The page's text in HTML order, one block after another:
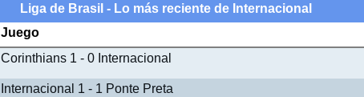
Liga de Brasil - Lo más reciente de Internacional
Juego
Corinthians 1 - 0 Internacional
Internacional 1 - 1 Ponte Preta